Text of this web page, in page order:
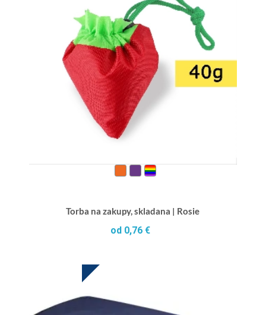
Torba na zakupy, skladana | Rosie
od 0,76 €